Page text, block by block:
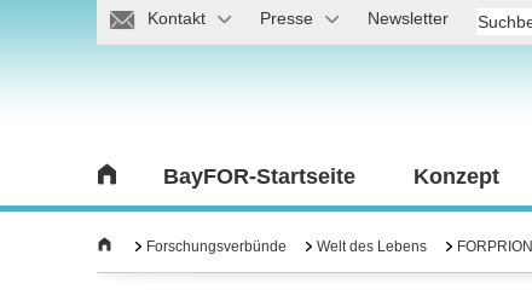
Kontakt Presse Newsletter
BayFOR-Startseite Konzept
Forschungsverbünde Welt des Lebens FORPRION